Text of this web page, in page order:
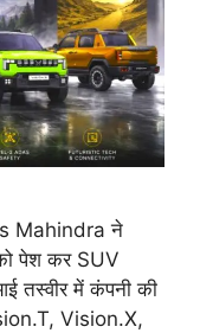
Mahindra ने
पेश कर SUV
तस्वीर में कंपनी की
Vision.X,